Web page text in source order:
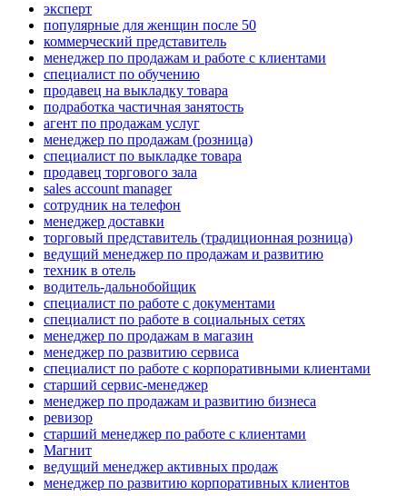
эксперт
популярные для женщин после 50
коммерческий представитель
менеджер по продажам и работе с клиентами
специалист по обучению
продавец на выкладку товара
подработка частичная занятость
агент по продажам услуг
менеджер по продажам (розница)
специалист по выкладке товара
продавец торгового зала
sales account manager
сотрудник на телефон
менеджер доставки
торговый представитель (традиционная розница)
ведущий менеджер по продажам и развитию
техник в отель
водитель-дальнобойщик
специалист по работе с документами
специалист по работе в социальных сетях
менеджер по продажам в магазин
менеджер по развитию сервиса
специалист по работе с корпоративными клиентами
старший сервис-менеджер
менеджер по продажам и развитию бизнеса
ревизор
старший менеджер по работе с клиентами
Магнит
ведущий менеджер активных продаж
менеджер по развитию корпоративных клиентов